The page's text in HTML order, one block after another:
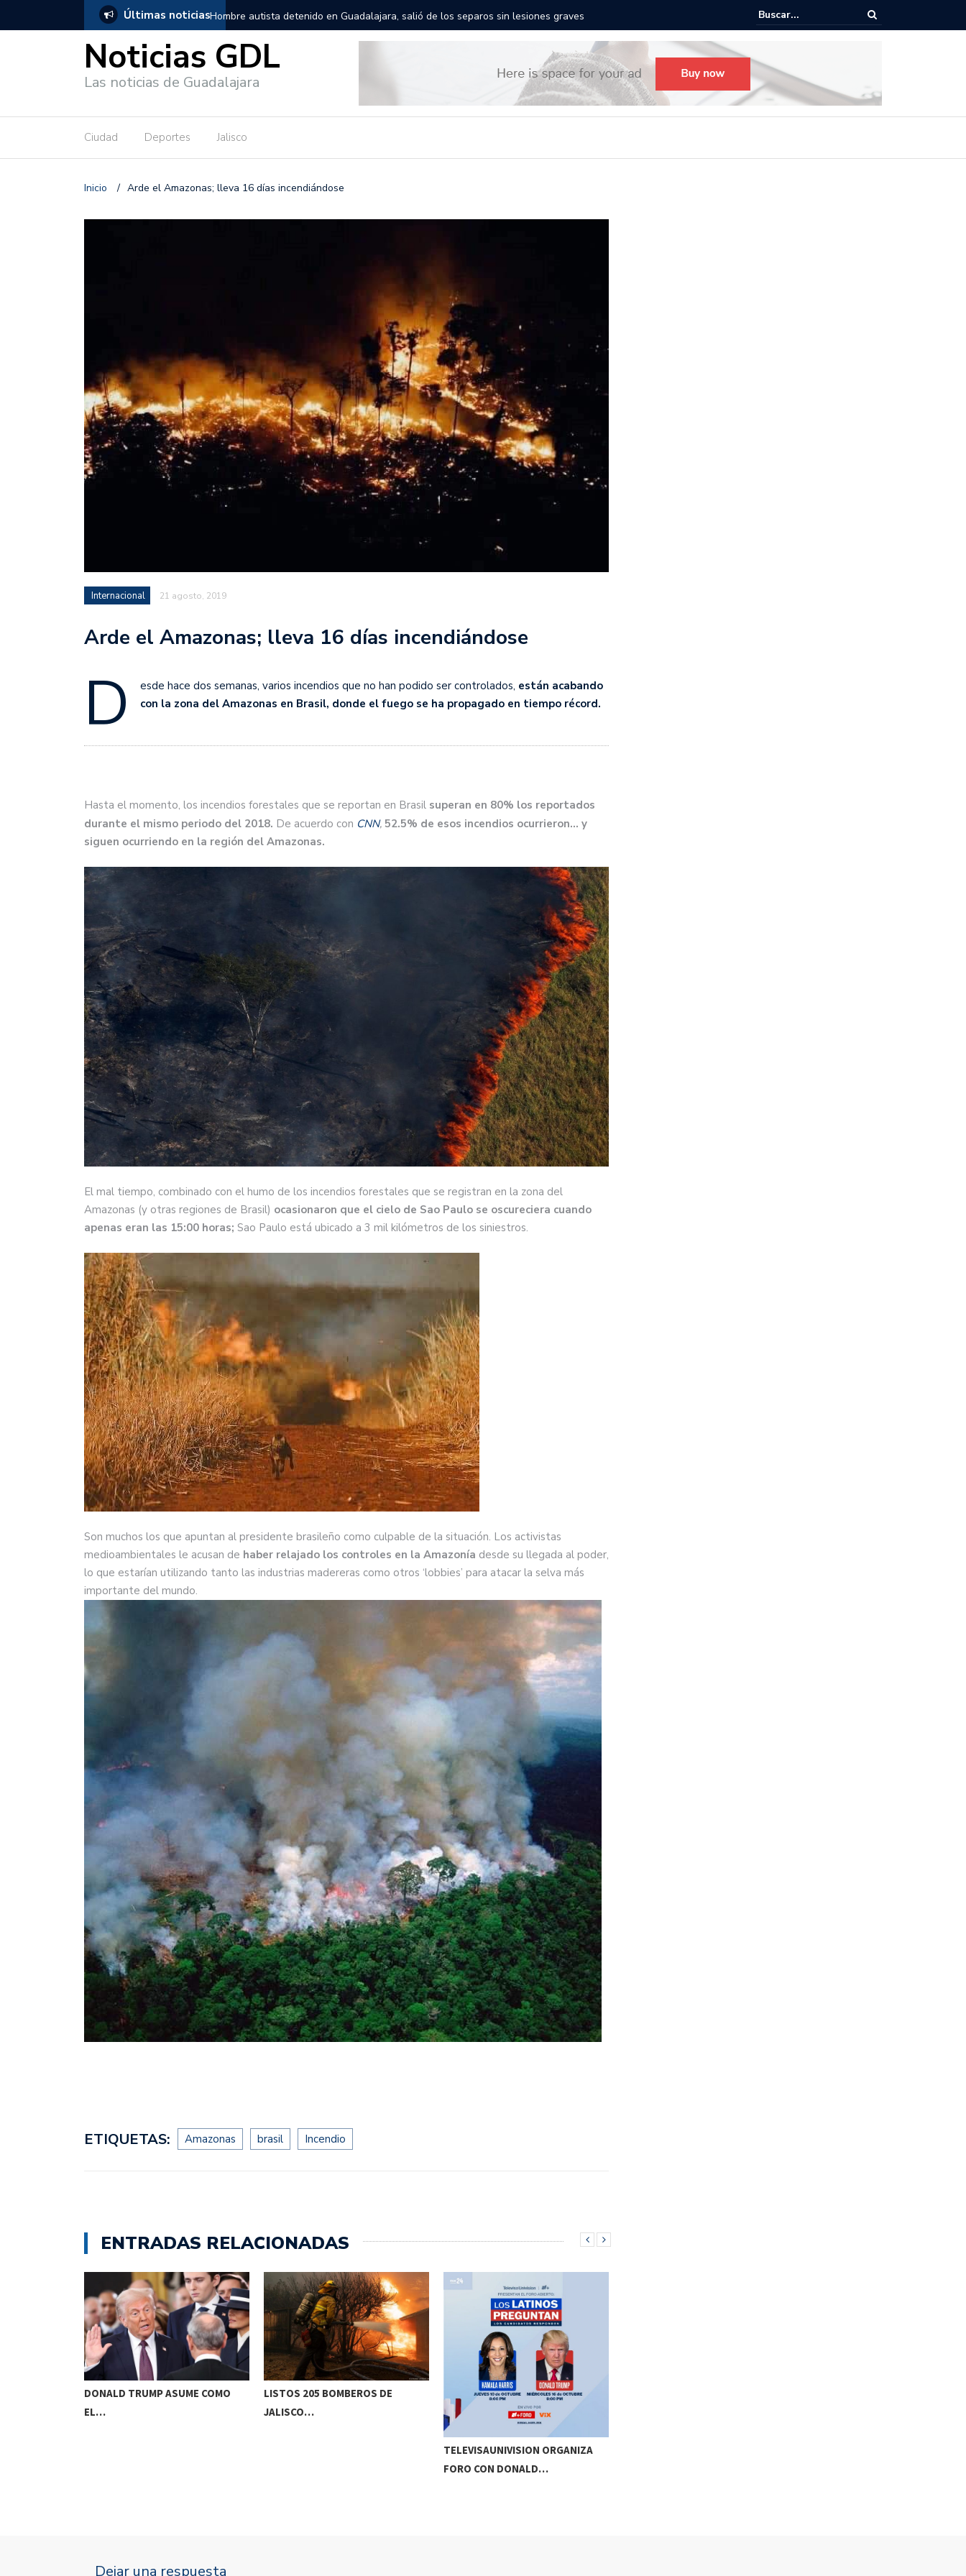
Últimas noticias
salió de los separos sin lesiones graves Títeres gigantes recorrerán las calles de Guadalajara: aparta la fecha Todo listo para el Festival Desfile Día de Muertos 2025 en Guadalajara
Noticias GDL
Las noticias de Guadalajara
Ciudad Deportes Jalisco
Inicio / Arde el Amazonas; lleva 16 días incendiándose
Internacional 21 agosto, 2019
Arde el Amazonas; lleva 16 días incendiándose
D esde hace dos semanas, varios incendios que no han podido ser controlados, están acabando
con la zona del Amazonas en Brasil, donde el fuego se ha propagado en tiempo récord.
Hasta el momento, los incendios forestales que se reportan en Brasil superan en 80% los reportados
durante el mismo periodo del 2018. De acuerdo con CNN, 52.5% de esos incendios ocurrieron… y
siguen ocurriendo en la región del Amazonas.
El mal tiempo, combinado con el humo de los incendios forestales que se registran en la zona del
Amazonas (y otras regiones de Brasil) ocasionaron que el cielo de Sao Paulo se oscureciera cuando
apenas eran las 15:00 horas; Sao Paulo está ubicado a 3 mil kilómetros de los siniestros.
Son muchos los que apuntan al presidente brasileño como culpable de la situación. Los activistas
medioambientales le acusan de haber relajado los controles en la Amazonía desde su llegada al poder,
lo que estarían utilizando tanto las industrias madereras como otros ‘lobbies’ para atacar la selva más
importante del mundo.
ETIQUETAS: Amazonas brasil Incendio
ENTRADAS RELACIONADAS
DONALD TRUMP ASUME COMO
EL…
LISTOS 205 BOMBEROS DE
JALISCO…
TELEVISAUNIVISION ORGANIZA
FORO CON DONALD…
Dejar una respuesta